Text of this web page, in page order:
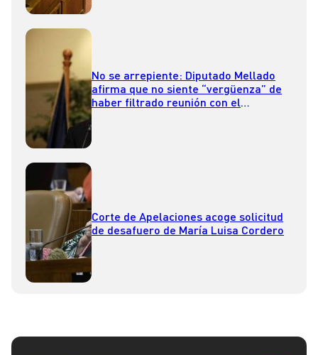
No se arrepiente: Diputado Mellado
afirma que no siente “vergüenza” de
haber filtrado reunión con el
Corte de Apelaciones acoge solicitud
de desafuero de María Luisa Cordero